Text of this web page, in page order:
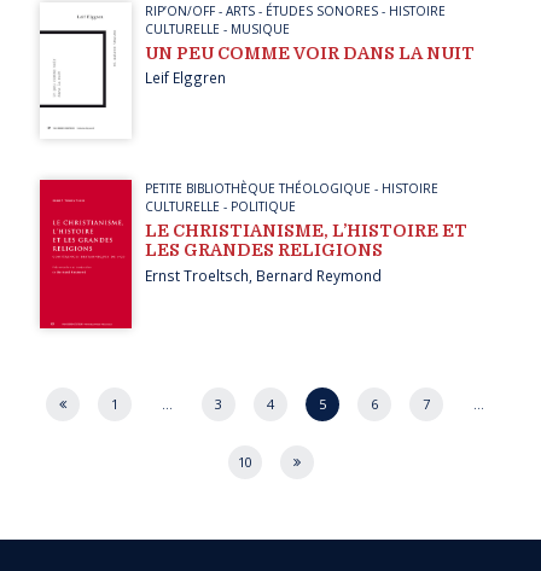
RIP’ON/OFF- ARTS- ÉTUDES SONORES- HISTOIRE
CULTURELLE - MUSIQUE
UN PEU COMME VOIR DANS LA NUIT
Leif Elggren
PETITE BIBLIOTHÈQUE THÉOLOGIQUE - HISTOIRE
CULTURELLE - POLITIQUE
LE CHRISTIANISME, L’HISTOIRE ET
LES GRANDES RELIGIONS
Ernst Troeltsch Bernard Reymond
Page
1 3 4 5 6 7
10